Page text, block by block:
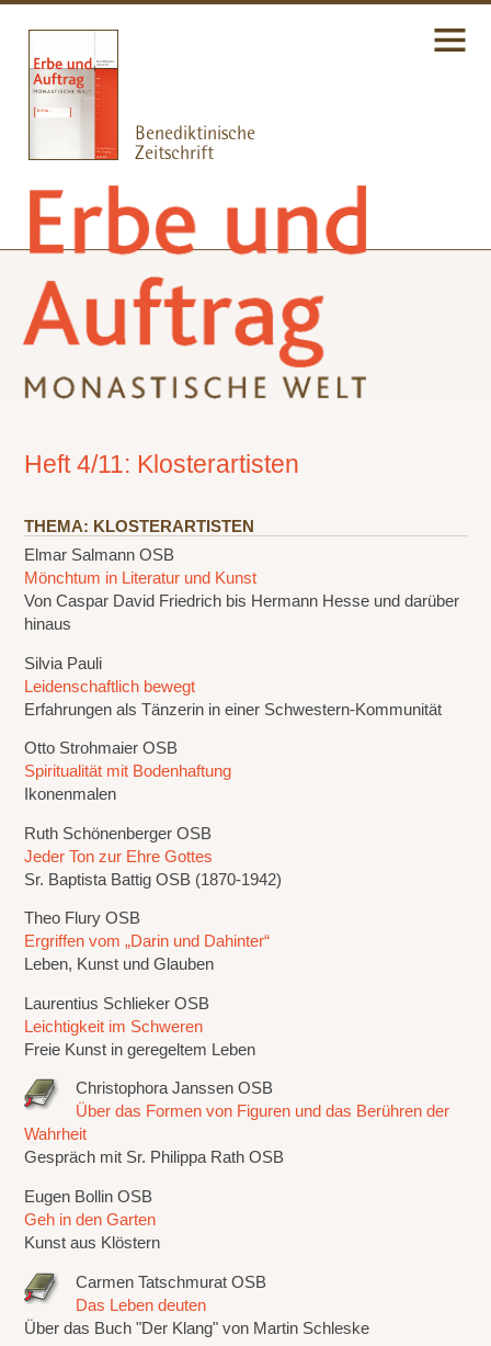
Heft 4/11: Klosterartisten
THEMA: KLOSTERARTISTEN
Elmar Salmann OSB
Mönchtum in Literatur und Kunst
Von Caspar David Friedrich bis Hermann Hesse und darüber
hinaus
Silvia Pauli
Leidenschaftlich bewegt
Erfahrungen als Tänzerin in einer Schwestern-Kommunität
Otto Strohmaier OSB
Spiritualität mit Bodenhaftung
Ikonenmalen
Ruth Schönenberger OSB
Jeder Ton zur Ehre Gottes
Sr. Baptista Battig OSB (1870-1942)
Theo Flury OSB
Ergriffen vom „Darin und Dahinter“
Leben, Kunst und Glauben
Laurentius Schlieker OSB
Leichtigkeit im Schweren
Freie Kunst in geregeltem Leben
Christophora Janssen OSB
Über das Formen von Figuren und das Berühren der
Wahrheit
Gespräch mit Sr. Philippa Rath OSB
Eugen Bollin OSB
Geh in den Garten
Kunst aus Klöstern
Carmen Tatschmurat OSB
Das Leben deuten
Über das Buch "Der Klang" von Martin Schleske